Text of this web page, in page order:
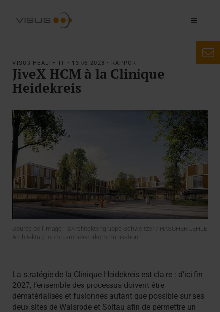
VISUS HEALTH IT • 13.06.2023 • RAPPORT
JiveX HCM à la Clinique
Heidekreis
Source de l'image : ©Architektengruppe Schweitzer / HASCHER JEHLE
Architektur/ loomn architekturkommunikation
La stratégie de la Clinique Heidekreis est claire : d’ici fin
2027, l’ensemble des processus doivent être
dématérialisés et fusionnés autant que possible sur ses
deux sites de Walsrode et Soltau afin de permettre un